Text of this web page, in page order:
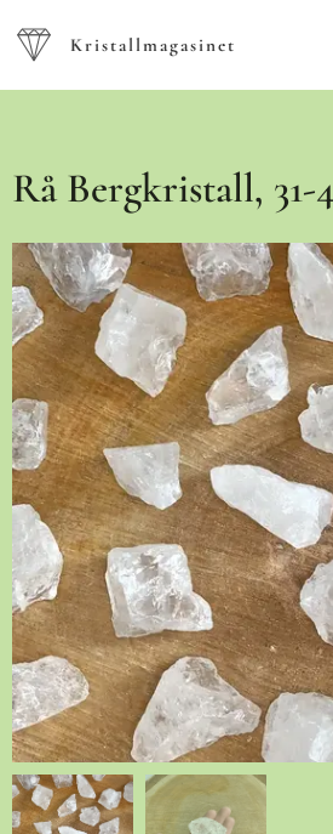
Kristallmagasinet
Rå Bergkristall, 31-